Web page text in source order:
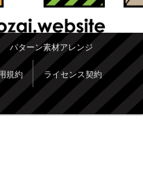
パターン素材アレンジ
規約 ライセンス契約